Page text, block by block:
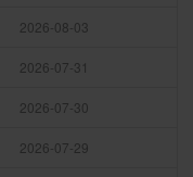
2026-08-03
2026-07-31
2026-07-30
2026-07-29